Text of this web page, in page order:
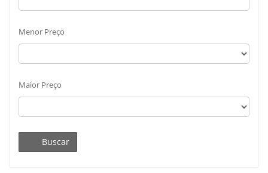
Menor Preço
Maior Preço
Buscar